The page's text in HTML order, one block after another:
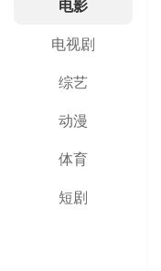
电影
电视剧
综艺
动漫
体育
短剧